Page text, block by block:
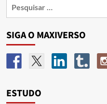
SIGA O MAXIVERSO
ESTUDO